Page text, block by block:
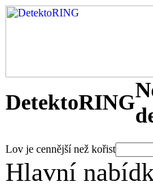
DetektoRING
Lov je cennější než kořist
Hlavní